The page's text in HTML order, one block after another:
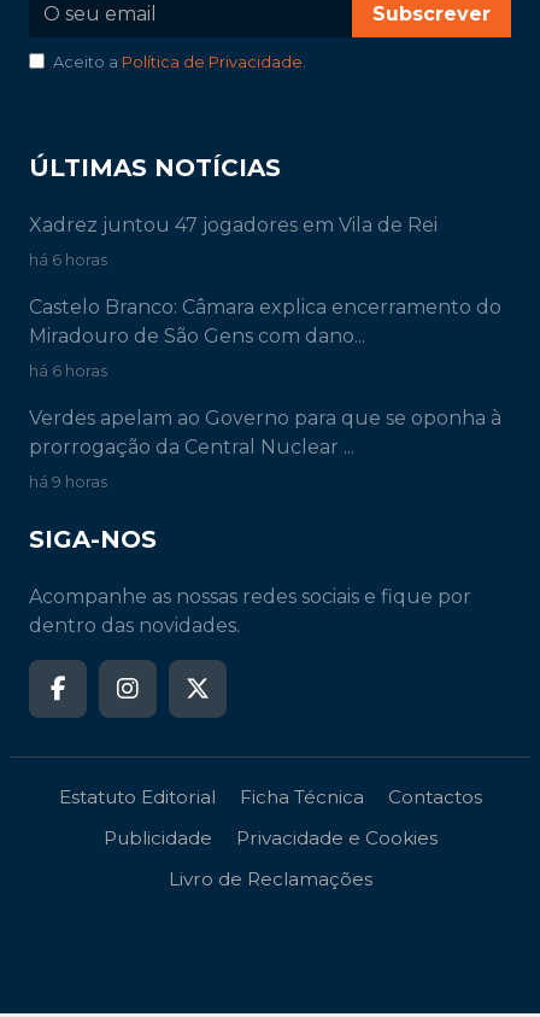
Subscrever
Aceito a Política de Privacidade
ÚLTIMAS NOTÍCIAS
Xadrez juntou 47 jogadores em Vila de Rei
há 6 horas
Castelo Branco: Câmara explica encerramento do
Miradouro de São Gens com dano...
há 6 horas
Verdes apelam ao Governo para que se oponha à
prorrogação da Central Nuclear ...
há 9 horas
SIGA-NOS
Acompanhe as nossas redes sociais e fique por
dentro das novidades.
Estatuto Editorial Ficha Técnica
Contactos
Publicidade
Privacidade e Cookies
Livro de Reclamações